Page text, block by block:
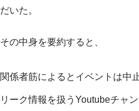
だいた。
その中身を要約すると、
関係者筋によるとイベントは中
リーク情報を扱うYoutubeチャ